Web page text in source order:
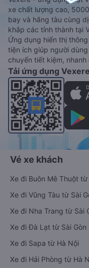
xe chất lượng cao,
bay và hãng tàu cùng
khắp các tỉnh thành tại
Ứng dụng hiển thị
tiện ích giúp người
chuyển tiết kiệm,
Tải ứng dụng
Vé xe khách
Xe đi Buôn Mê Thuột từ
Xe đi Vũng Tàu từ Sài
Xe đi Nha Trang từ Sài
Xe đi Đà Lạt từ Sài Gòn
Xe đi Sapa từ Hà Nội
Xe đi Hải Phòng từ Hà